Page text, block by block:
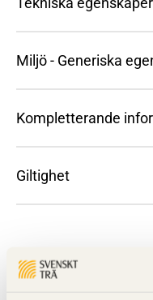
Miljö - Generiska
Kompletterande
Giltighet